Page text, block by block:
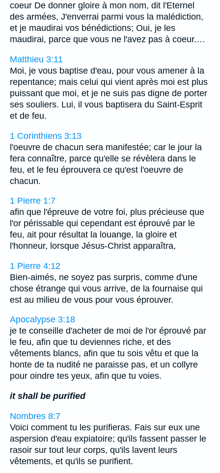
coeur De donner gloire à mon nom, dit l'Eternel
des armées, J'enverrai parmi vous la malédiction,
et je maudirai vos bénédictions; Oui, je les
maudirai, parce que vous ne l'avez pas à coeur.…
Matthieu 3:11
Moi, je vous baptise d'eau, pour vous amener à la
repentance; mais celui qui vient après moi est plus
puissant que moi, et je ne suis pas digne de porter
ses souliers. Lui, il vous baptisera du Saint-Esprit
et de feu.
1 Corinthiens 3:13
l'oeuvre de chacun sera manifestée; car le jour la
fera connaître, parce qu'elle se révèlera dans le
feu, et le feu éprouvera ce qu'est l'oeuvre de
chacun.
1 Pierre 1:7
afin que l'épreuve de votre foi, plus précieuse que
l'or périssable qui cependant est éprouvé par le
feu, ait pour résultat la louange, la gloire et
l'honneur, lorsque Jésus-Christ apparaîtra,
1 Pierre 4:12
Bien-aimés, ne soyez pas surpris, comme d'une
chose étrange qui vous arrive, de la fournaise qui
est au milieu de vous pour vous éprouver.
Apocalypse 3:18
je te conseille d'acheter de moi de l'or éprouvé par
le feu, afin que tu deviennes riche, et des
vêtements blancs, afin que tu sois vêtu et que la
honte de ta nudité ne paraisse pas, et un collyre
pour oindre tes yeux, afin que tu voies.
it shall be purified
Nombres 8:7
Voici comment tu les purifieras. Fais sur eux une
aspersion d'eau expiatoire; qu'ils fassent passer le
rasoir sur tout leur corps, qu'ils lavent leurs
vêtements, et qu'ils se purifient.